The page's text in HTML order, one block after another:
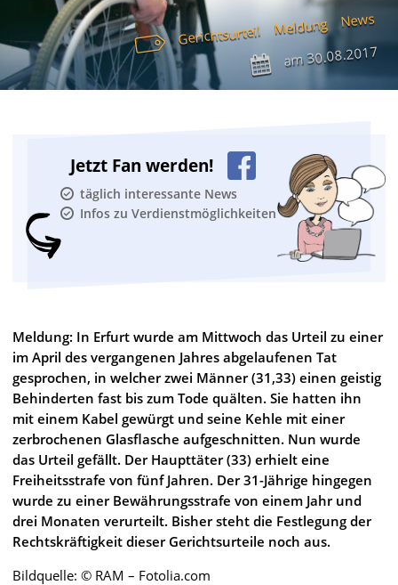
Gerichtsurteil Meldung News
am30.08.2017
Jetzt Fan werden!
täglich interessante News
Infos zu Verdienstmöglichkeiten
Meldung: In Erfurt wurde am Mittwoch das Urteil zu einer
im April des vergangenen Jahres abgelaufenen Tat
gesprochen, in welcher zwei Männer (31,33) einen geistig
Behinderten fast bis zum Tode quälten. Sie hatten ihn
mit einem Kabel gewürgt und seine Kehle mit einer
zerbrochenen Glasflasche aufgeschnitten. Nun wurde
das Urteil gefällt. Der Haupttäter (33) erhielt eine
Freiheitsstrafe von fünf Jahren. Der 31-Jährige hingegen
wurde zu einer Bewährungsstrafe von einem Jahr und
drei Monaten verurteilt. Bisher steht die Festlegung der
Rechtskräftigkeit dieser Gerichtsurteile noch aus.
Bildquelle: © RAM – Fotolia.com